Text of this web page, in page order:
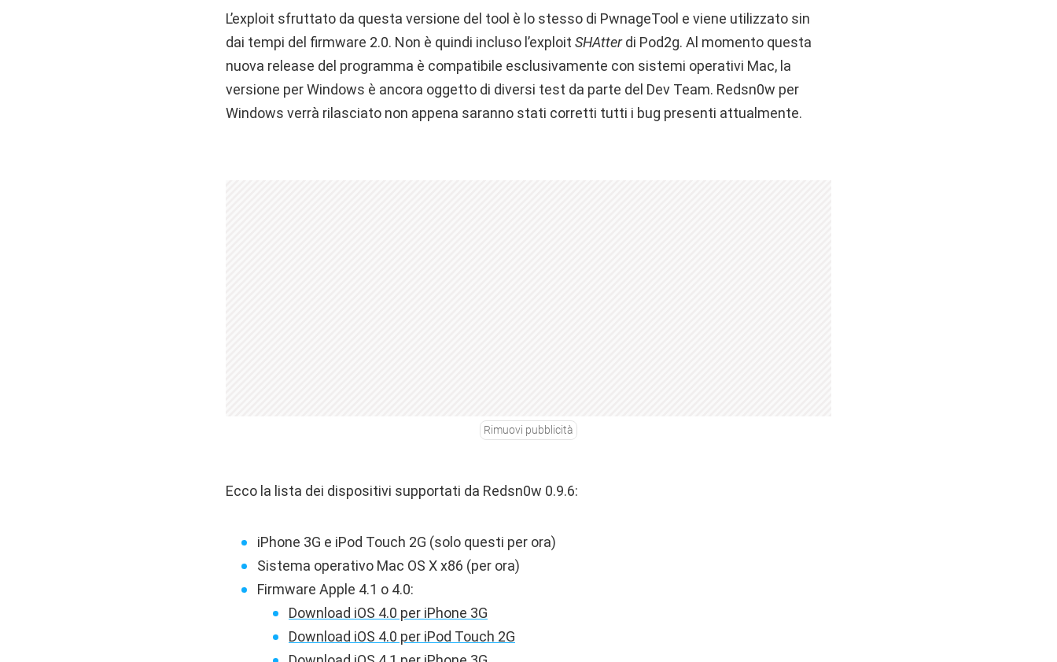
L’exploit sfruttato da questa versione del tool è lo stesso di PwnageTool e viene utilizzato sin
dai tempi del firmware 2.0. Non è quindi incluso l’exploit SHAtterdi Pod2g. Al momento questa
nuova release del programma è compatibile esclusivamente con sistemi operativi Mac, la
versione per Windows è ancora oggetto di diversi test da parte del Dev Team. Redsn0w per
Windows verrà rilasciato non appena saranno stati corretti tutti i bug presenti attualmente.
Rimuovi pubblicità
Ecco la lista dei dispositivi supportati da Redsn0w 0.9.6:
iPhone 3G e iPod Touch 2G (solo questi per ora)
Sistema operativo Mac OS X x86 (per ora)
Firmware Apple 4.1 o 4.0:
Download iOS 4.0 per iPhone 3G
Download iOS 4.0 per iPod Touch 2G